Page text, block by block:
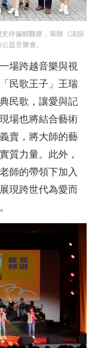
持偏鄉醫療，籌辦《清韻
益音樂會。
場跨越音樂與視
民歌王子」王瑞
民歌，讓愛與記
場也將結合藝術
賣，將大師的藝
質力量。此外，
師的帶領下加入
現跨世代為愛而